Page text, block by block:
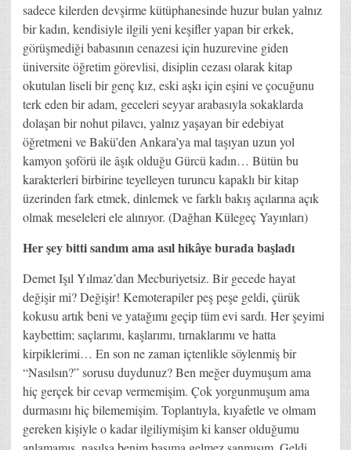
sadece kilerden devşirme kütüphanesinde huzur bulan yalnız
bir kadın, kendisiyle ilgili yeni keşifler yapan bir erkek,
görüşmediği babasının cenazesi için huzurevine giden
üniversite öğretim görevlisi, disiplin cezası olarak kitap
okutulan liseli bir genç kız, eski aşkı için eşini ve çocuğunu
terk eden bir adam, geceleri seyyar arabasıyla sokaklarda
dolaşan bir nohut pilavcı, yalnız yaşayan bir edebiyat
öğretmeni ve Bakü’den Ankara’ya mal taşıyan uzun yol
kamyon şoförü ile âşık olduğu Gürcü kadın… Bütün bu
karakterleri birbirine teyelleyen turuncu kapaklı bir kitap
üzerinden fark etmek, dinlemek ve farklı bakış açılarına açık
olmak meseleleri ele alınıyor. (Dağhan Külegeç Yayınları)
Her şey bitti sandım ama asıl hikâye burada başladı
Demet Işıl Yılmaz’dan Mecburiyetsiz. Bir gecede hayat
değişir mi? Değişir! Kemoterapiler peş peşe geldi, çürük
kokusu artık beni ve yatağımı geçip tüm evi sardı. Her şeyimi
kaybettim; saçlarımı, kaşlarımı, tırnaklarımı ve hatta
kirpiklerimi… En son ne zaman içtenlikle söylenmiş bir
“Nasılsın?” sorusu duydunuz? Ben meğer duymuşum ama
hiç gerçek bir cevap vermemişim. Çok yorgunmuşum ama
durmasını hiç bilememişim. Toplantıyla, kıyafetle ve olmam
gereken kişiyle o kadar ilgiliymişim ki kanser olduğumu